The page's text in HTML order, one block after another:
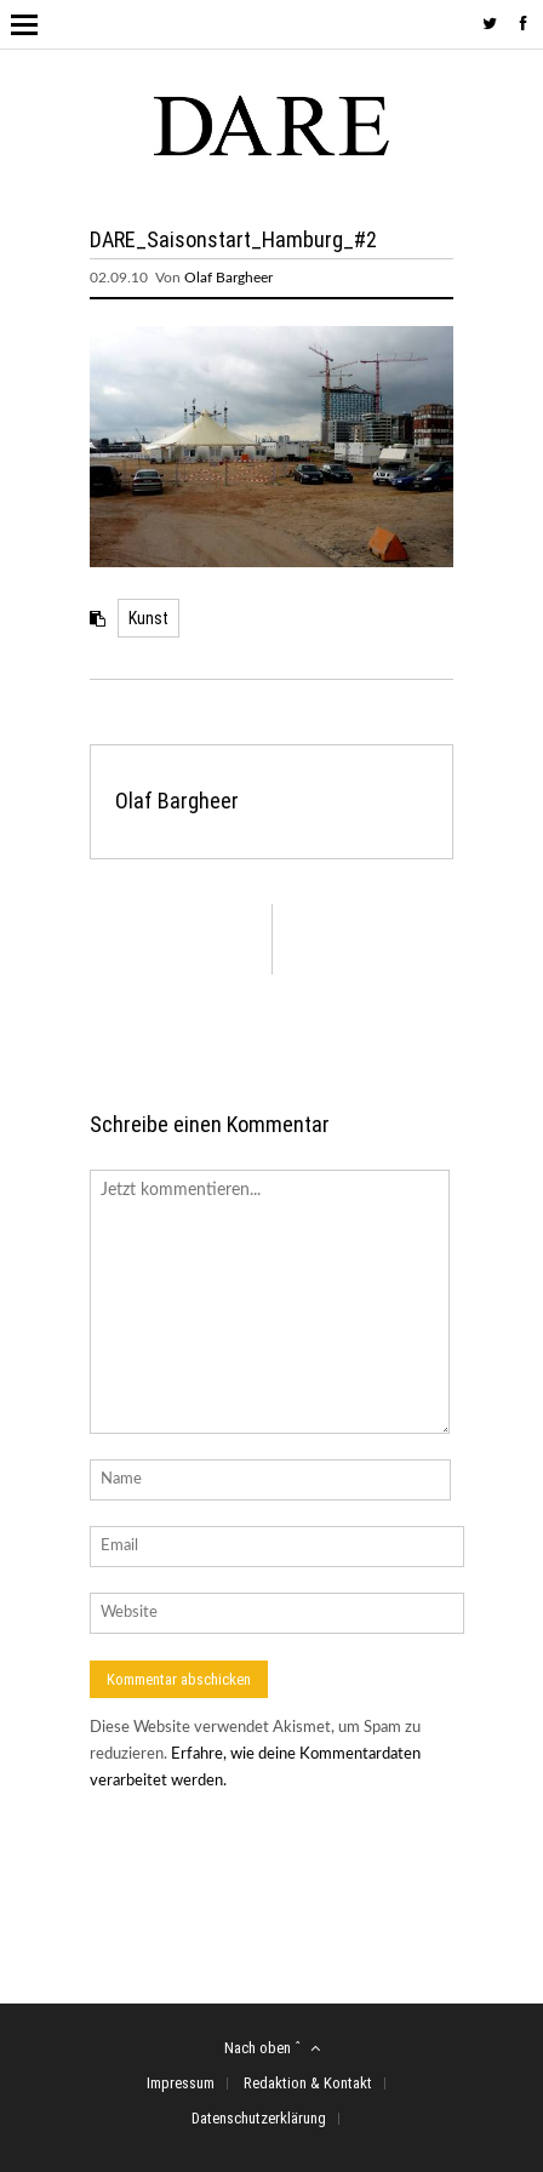
DARE_Saisonstart_Hamburg_#2
02.09.10 Von Olaf Bargheer
Kunst
Olaf Bargheer
Schreibe einen Kommentar
Diese Website verwendet Akismet, um Spam zu
reduzieren. Erfahre, wie deine Kommentardaten
verarbeitet werden.
Nach oben ˆ
Impressum
Redaktion & Kontakt
Datenschutzerklärung